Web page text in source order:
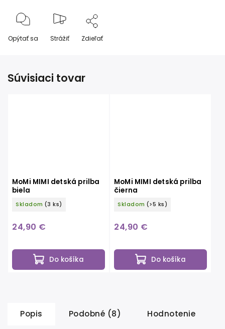
Opýtať sa Strážiť Zdieľať
Súvisiaci tovar
MoMi MIMI detská prilba
biela
Skladom (3 ks)
24,90 €
Do košíka
MoMi MIMI detská prilba
čierna
Skladom (>5 ks)
24,90 €
Do košíka
Popis Podobné (8) Hodnotenie